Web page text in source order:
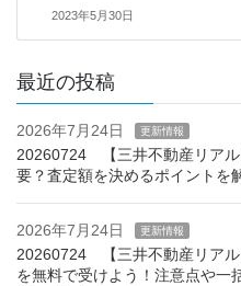
2023年5月30日
最近の投稿
2026年7月24日 更新情報
20260724 【三井不動産リア
要？査定額を決めるポイントを
2026年7月24日 更新情報
20260724 【三井不動産リアル
を無料で受けよう！注意点や一